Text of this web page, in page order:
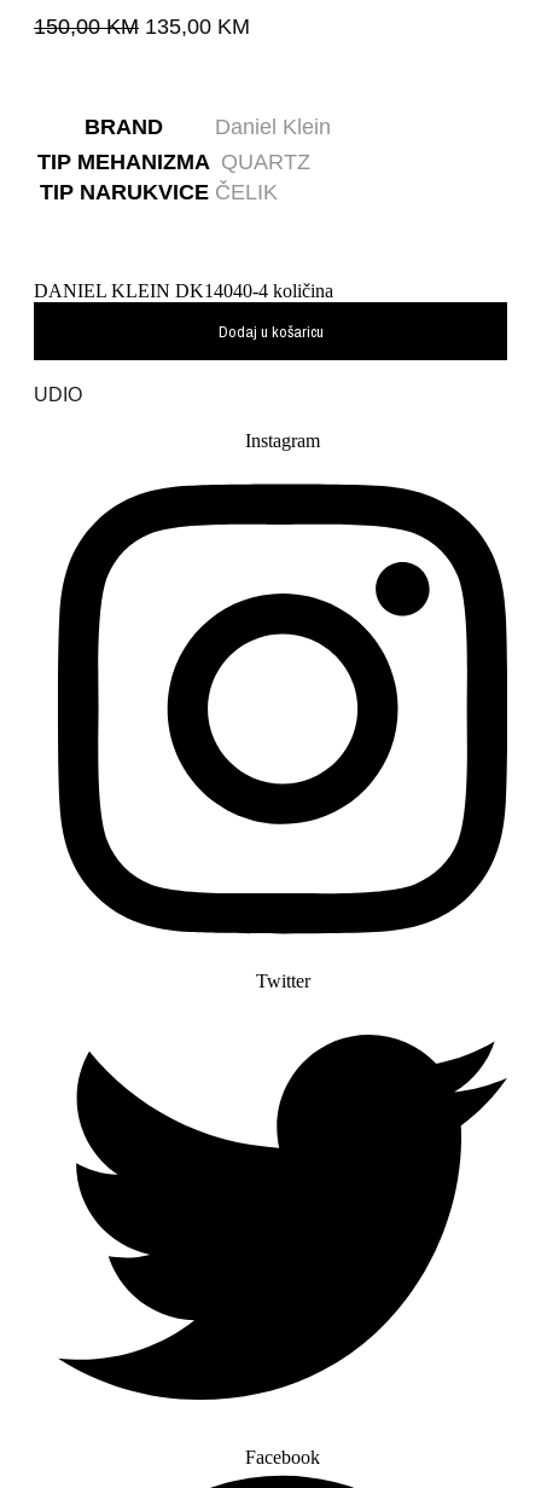
150,00KM 135,00 KM
BRAND
Daniel Klein
TIP MEHANIZMA QUARTZ
TIP NARUKVICE ČELIK
DANIEL KLEIN DK14040-4 količina
Dodaj u košaricu
UDIO
Instagram
Twitter
Facebook